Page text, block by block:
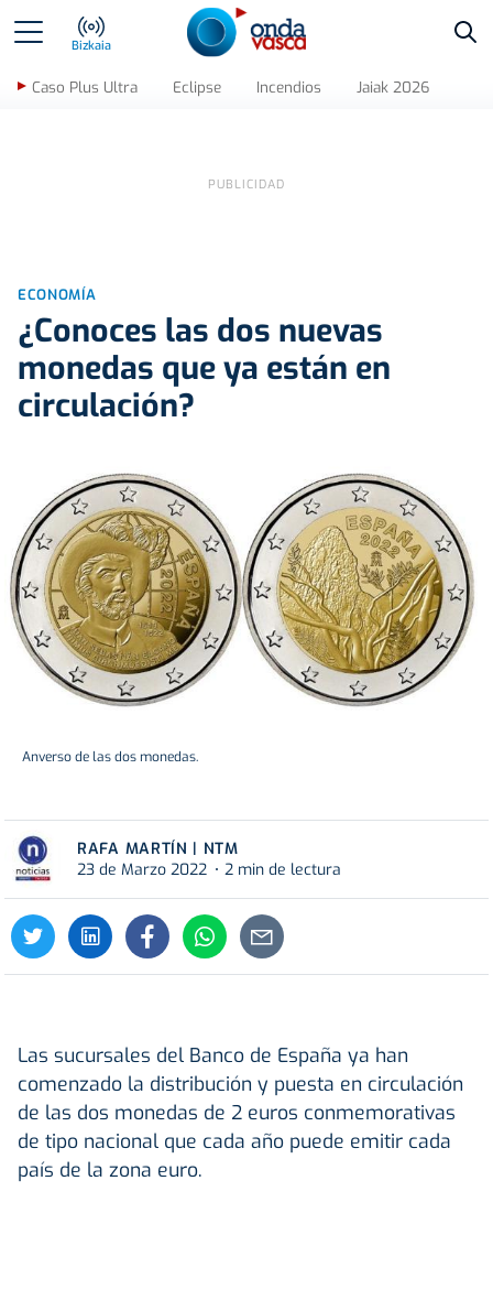
Bizkaia
Caso Plus Ultra Eclipse Incendios Jaiak 2026
ECONOMÍA
¿Conoces las dos nuevas
monedas que ya están en
circulación?
Anverso de las dos monedas.
RAFA MARTÍN | NTM
23 de Marzo 2022
2 min de lectura
Las sucursales del Banco de España ya han
comenzado la distribución y puesta en circulación
de las dos monedas de 2 euros conmemorativas
de tipo nacional que cada año puede emitir cada
país de la zona euro.